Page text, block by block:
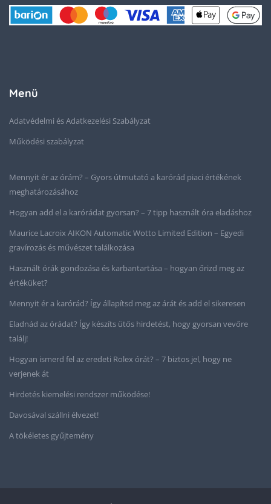
Menü
Adatvédelmi és Adatkezelési Szabályzat
Működési szabályzat
Mennyit ér az órám? – Gyors útmutató a karórád piaci értékének
meghatározásához
Hogyan add el a karórádat gyorsan? – 7 tipp használt óra eladáshoz
Maurice Lacroix AIKON Automatic Wotto Limited Edition – Egyedi
gravírozás és művészet találkozása
Használt órák gondozása és karbantartása – hogyan őrizd meg az
értéküket?
Mennyit ér a karórád? Így állapítsd meg az árát és add el sikeresen
Eladnád az órádat? Így készíts ütős hirdetést, hogy gyorsan vevőre
találj!
Hogyan ismerd fel az eredeti Rolex órát? – 7 biztos jel, hogy ne
verjenek át
Hirdetés kiemelési rendszer működése!
Davosával szállni élvezet!
A tökéletes gyűjtemény